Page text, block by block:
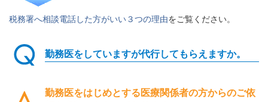
税務署へ相談電話した方がいい３つの理由をご覧ください。
勤務医をしていますが代行してもらえますか。
勤務医をはじめとする医療関係者の方からのご依